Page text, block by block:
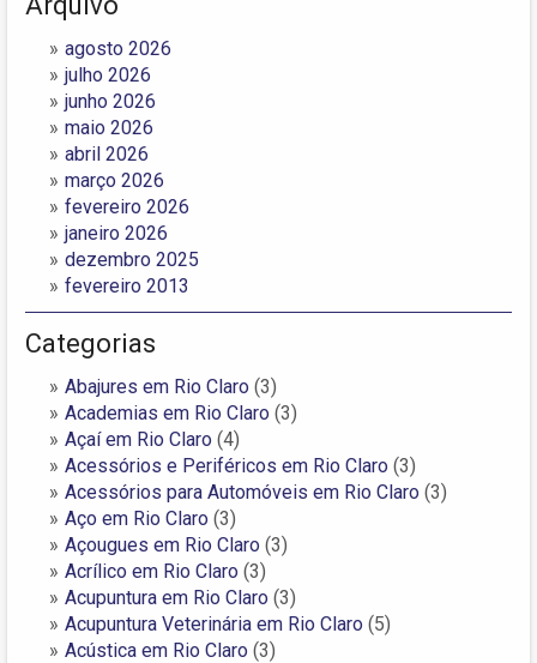
agosto 2026
julho 2026
junho 2026
maio 2026
abril 2026
março 2026
fevereiro 2026
janeiro 2026
dezembro 2025
fevereiro 2013
Categorias
Abajures em Rio Claro (3)
Academias em Rio Claro (3)
Açaí em Rio Claro (4)
Acessórios e Periféricos em Rio Claro (3)
Acessórios para Automóveis em Rio Claro (3)
Aço em Rio Claro (3)
Açougues em Rio Claro (3)
Acrílico em Rio Claro (3)
Acupuntura em Rio Claro (3)
Acupuntura Veterinária em Rio Claro (5)
Acústica em Rio Claro (3)